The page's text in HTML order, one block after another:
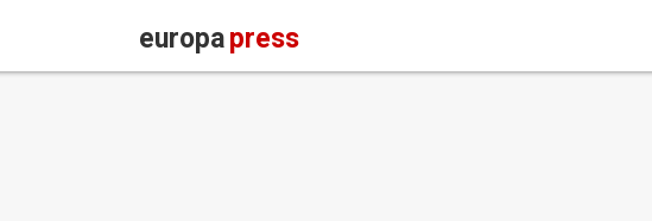
europapress